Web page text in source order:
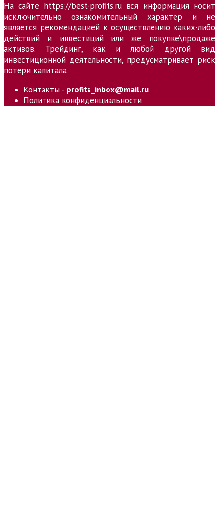
На сайте https://best-profits.ru вся информация носит
исключительно ознакомительный характер и не
является рекомендацией к осуществлению каких-либо
действий и инвестиций или же покупке\продаже
активов. Трейдинг, как и любой другой вид
инвестиционной деятельности, предусматривает риск
потери капитала.
Контакты - profits_inbox@mail.ru
Политика конфиденциальности